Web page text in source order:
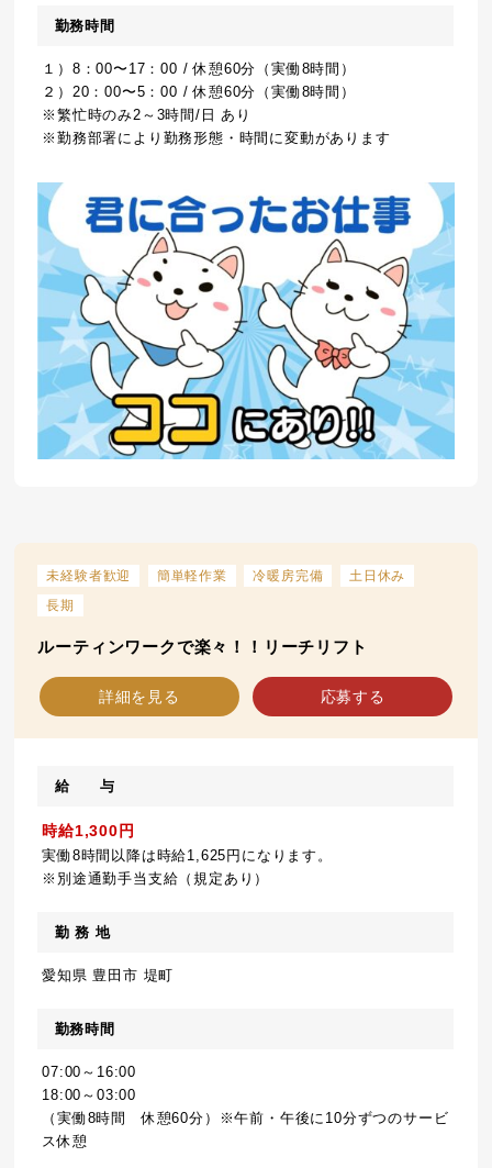
勤務時間
１）8：00〜17：00 / 休憩60分（実働8時間）
２）20：00〜5：00 / 休憩60分（実働8時間）
※繁忙時のみ2～3時間/日 あり
※勤務部署により勤務形態・時間に変動があります
未経験者歓迎 簡単軽作業 冷暖房完備
土日休み
長期
ルーティンワークで楽々！！リーチリフト
詳細を見る 応募する
給 与
時給1,300円
実働8時間以降は時給1,625円になります。
※別途通勤手当支給（規定あり）
勤 務 地
愛知県 豊田市 堤町
勤務時間
07:00～16:00
18:00～03:00
（実働8時間 休憩60分）※午前・午後に10分ずつのサービ
ス休憩